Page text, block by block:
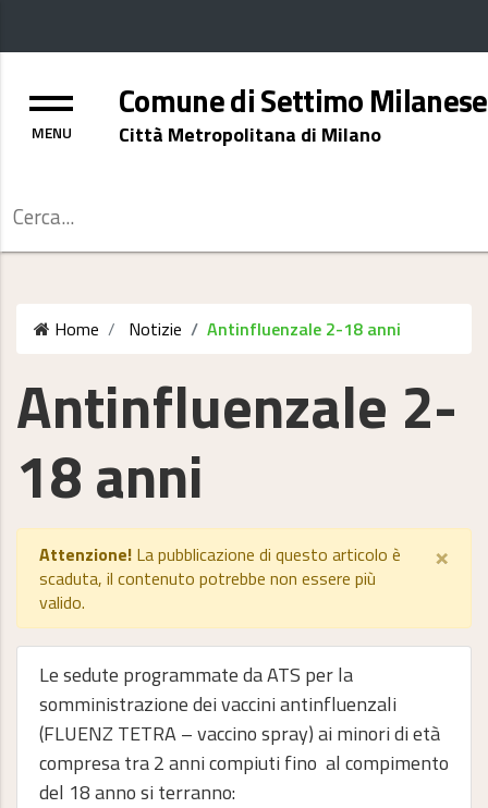
Menu Comune di Settimo Milanese
Città Metropolitana di Milano
Home Notizie Antinfluenzale 2-18 anni
Antinfluenzale 2-
18 anni
Attenzione! La pubblicazione di questo articolo è
scaduta, il contenuto potrebbe non essere più
valido.
×
Le sedute programmate da ATS per la
somministrazione dei vaccini antinfluenzali
(FLUENZ TETRA – vaccino spray) ai minori di età
compresa tra 2 anni compiuti fino al compimento
del 18 anno si terranno: